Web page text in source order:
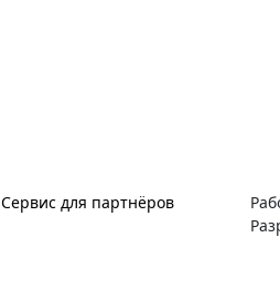
Сервис для партнёров